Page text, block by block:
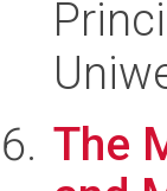
The